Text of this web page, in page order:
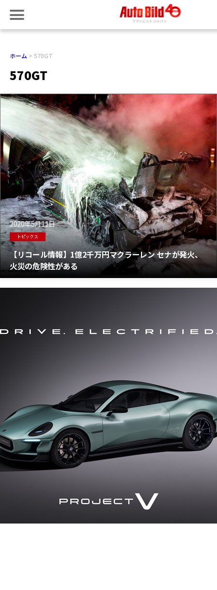
ホーム 570GT
570GT
2020年5月11日
トピックス
【リコール情報】1億2千万円マクラーレン セナが発火、
火災の危険性がある